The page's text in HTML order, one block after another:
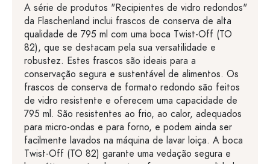
A série de produtos "Recipientes de vidro redondos"
da Flaschenland inclui frascos de conserva de alta
qualidade de 795 ml com uma boca Twist-Off (TO
82), que se destacam pela sua versatilidade e
robustez. Estes frascos são ideais para a
conservação segura e sustentável de alimentos. Os
frascos de conserva de formato redondo são feitos
de vidro resistente e oferecem uma capacidade de
795 ml. São resistentes ao frio, ao calor, adequados
para micro-ondas e para forno, e podem ainda ser
facilmente lavados na máquina de lavar loiça. A boca
Twist-Off (TO 82) garante uma vedação segura e